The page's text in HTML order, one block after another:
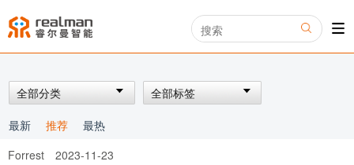
全部分类 全部标签
最新 推荐
最热
Forrest
2023-11-23